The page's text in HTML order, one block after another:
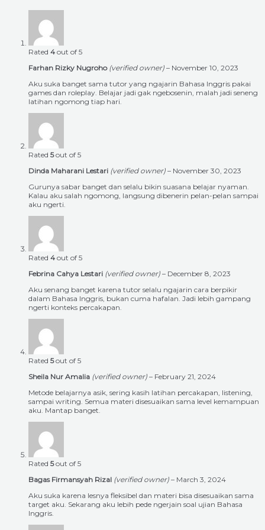
Rated 4 out of 5
Farhan Rizky Nugroho (verified owner) – November 10, 2023
Aku suka banget sama tutor yang ngajarin Bahasa Inggris pakai
games dan roleplay. Belajar jadi gak ngebosenin, malah jadi seneng
latihan ngomong tiap hari.
Rated 5out of 5
Dinda Maharani Lestari (verified owner) – November 30, 2023
Gurunya sabar banget dan selalu bikin suasana belajar nyaman.
Kalau aku salah ngomong, langsung dibenerin pelan-pelan sampai
aku ngerti.
Rated 4 out of 5
Febrina Cahya Lestari (verified owner) – December 8, 2023
Aku senang banget karena tutor selalu ngajarin cara berpikir
dalam Bahasa Inggris, bukan cuma hafalan. Jadi lebih gampang
ngerti konteks percakapan.
Rated 5out of 5
Sheila Nur Amalia (verified owner) – February 21, 2024
Metode belajarnya asik, sering kasih latihan percakapan, listening,
sampai writing. Semua materi disesuaikan sama level kemampuan
aku. Mantap banget.
Rated 5out of 5
Bagas Firmansyah Rizal (verified owner) – March 3, 2024
Aku suka karena lesnya fleksibel dan materi bisa disesuaikan sama
target aku. Sekarang aku lebih pede ngerjain soal ujian Bahasa
Inggris.